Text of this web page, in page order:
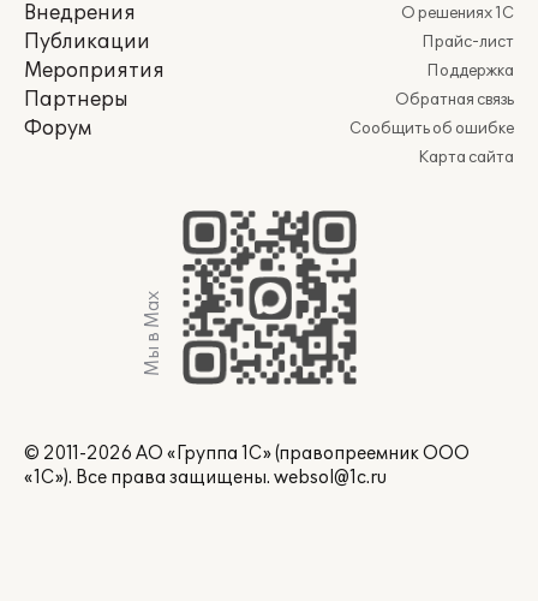
Внедрения
Публикации
Мероприятия
Партнеры
Форум
О решениях 1С
Прайс-лист
Поддержка
Обратная связь
Сообщить об ошибке
Карта сайта
Мы в Max
© 2011-2026 АО «Группа 1С» (правопреемник ООО
«1С»). Все права защищены. websol@1c.ru